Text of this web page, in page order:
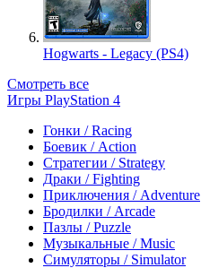
Hogwarts - Legacy (PS4)
Смотреть все
Игры PlayStation 4
Гонки / Racing
Боевик / Action
Стратегии / Strategy
Драки / Fighting
Приключения / Adventure
Бродилки / Arcade
Пазлы / Puzzle
Музыкальные / Music
Симуляторы / Simulator